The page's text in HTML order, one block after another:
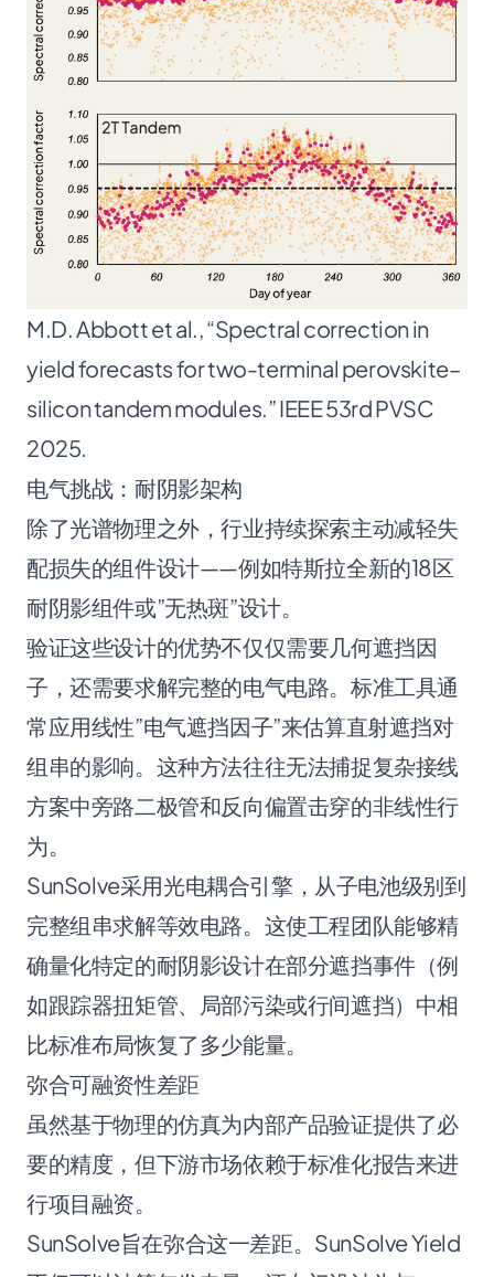
M.D. Abbott et al., “Spectral correction in
yield forecasts for two-terminal perovskite–
silicon tandem modules.” IEEE 53rd PVSC
2025.
电气挑战：耐阴影架构
除了光谱物理之外，行业持续探索主动减轻失
配损失的组件设计——例如特斯拉全新的18区
耐阴影组件或”无热斑”设计。
验证这些设计的优势不仅仅需要几何遮挡因
子，还需要求解完整的电气电路。标准工具通
常应用线性”电气遮挡因子”来估算直射遮挡对
组串的影响。这种方法往往无法捕捉复杂接线
方案中旁路二极管和反向偏置击穿的非线性行
为。
SunSolve采用光电耦合引擎，从子电池级别到
完整组串求解等效电路。这使工程团队能够精
确量化特定的耐阴影设计在部分遮挡事件（例
如跟踪器扭矩管、局部污染或行间遮挡）中相
比标准布局恢复了多少能量。
弥合可融资性差距
虽然基于物理的仿真为内部产品验证提供了必
要的精度，但下游市场依赖于标准化报告来进
行项目融资。
SunSolve旨在弥合这一差距。SunSolve Yield